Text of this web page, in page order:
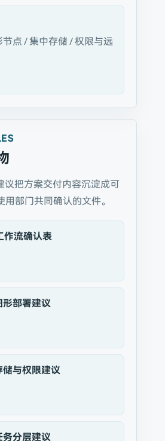
点 / 集中存储 / 权限与远
议把方案交付内容沉淀成可
用部门共同确认的文件。
作流确认表
形部署建议
储与权限建议
务分层建议